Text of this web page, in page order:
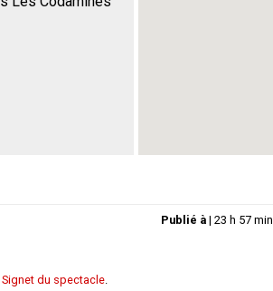
Publié à | 23 h 57 min
Signet du spectacle.